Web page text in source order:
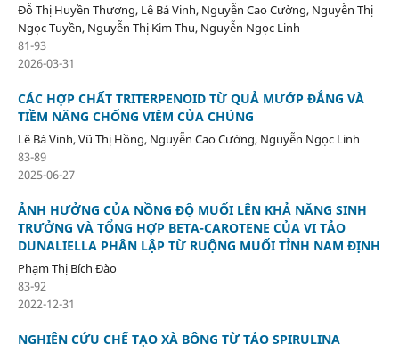
Đỗ Thị Huyền Thương, Lê Bá Vinh, Nguyễn Cao Cường, Nguyễn Thị
Ngọc Tuyền, Nguyễn Thị Kim Thu, Nguyễn Ngọc Linh
81-93
2026-03-31
CÁC HỢP CHẤT TRITERPENOID TỪ QUẢ MƯỚP ĐẮNG VÀ
TIỀM NĂNG CHỐNG VIÊM CỦA CHÚNG
Lê Bá Vinh, Vũ Thị Hồng, Nguyễn Cao Cường, Nguyễn Ngọc Linh
83-89
2025-06-27
ẢNH HƯỞNG CỦA NỒNG ĐỘ MUỐI LÊN KHẢ NĂNG SINH
TRƯỞNG VÀ TỔNG HỢP BETA-CAROTENE CỦA VI TẢO
DUNALIELLA PHÂN LẬP TỪ RUỘNG MUỐI TỈNH NAM ĐỊNH
Phạm Thị Bích Đào
83-92
2022-12-31
NGHIÊN CỨU CHẾ TẠO XÀ BÔNG TỪ TẢO SPIRULINA